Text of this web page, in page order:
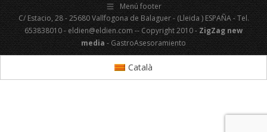
Menú footer
C/ Estacio, 28 - 25680 Vallfogona de Balaguer - (Lleida ) ESPAÑA - Tel.
653838010 - eldien@eldien.com -- Copyright 2010 -ZigZag new
media- GastroAsesoramiento
Català